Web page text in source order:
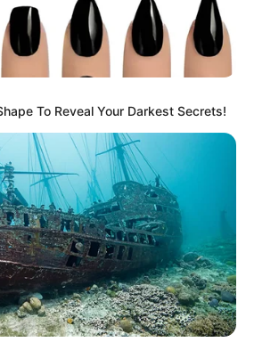
THELOIS
14 DAY DE BELLOUET
Couplé combiné en 3 chevaux
le Cheval du jour
To Reveal Your Darkest Secrets!